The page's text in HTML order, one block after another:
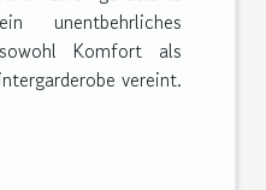
unentbehrliches
Komfort als
vereint.